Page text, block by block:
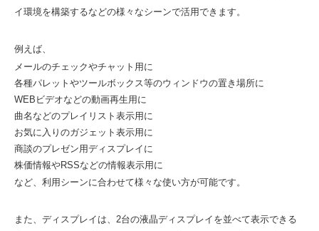
イ環境を構築するなどの様々なシーンで活用できます。
例えば、
メールのチェックやチャット用に
各種パレットやツールボックス等のウィンドウの置き場所に
WEBビデオなどの動画再生用に
曲名などのプレイリスト表示用に
お気に入りのガジェット表示用に
商談のプレゼン用ディスプレイに
株価情報やRSSなどの情報表示用に
など、利用シーンに合わせて様々な使い方が可能です。
また、ディスプレイは、2台の液晶ディスプレイを並べて表示できる